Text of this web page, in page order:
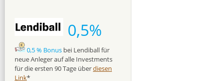
0,5%
0,5 % Bonus bei Lendiball für
neue Anleger auf alle Investments
für die ersten 90 Tage überdiesen
Link*